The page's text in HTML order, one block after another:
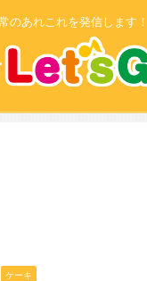
のあれこれを発信します！
ケーキ